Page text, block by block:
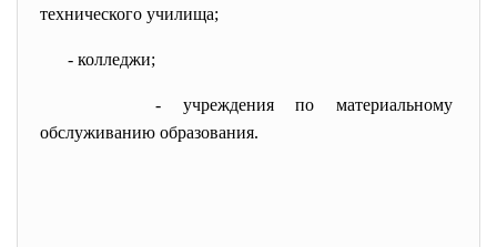
технического училища;
- колледжи;
- учреждения по материальному
обслуживанию образования.